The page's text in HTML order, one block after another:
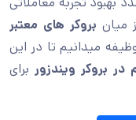
میان بروکر های معتبر
میدانیم تا در این
در بروکر ویندزور برای